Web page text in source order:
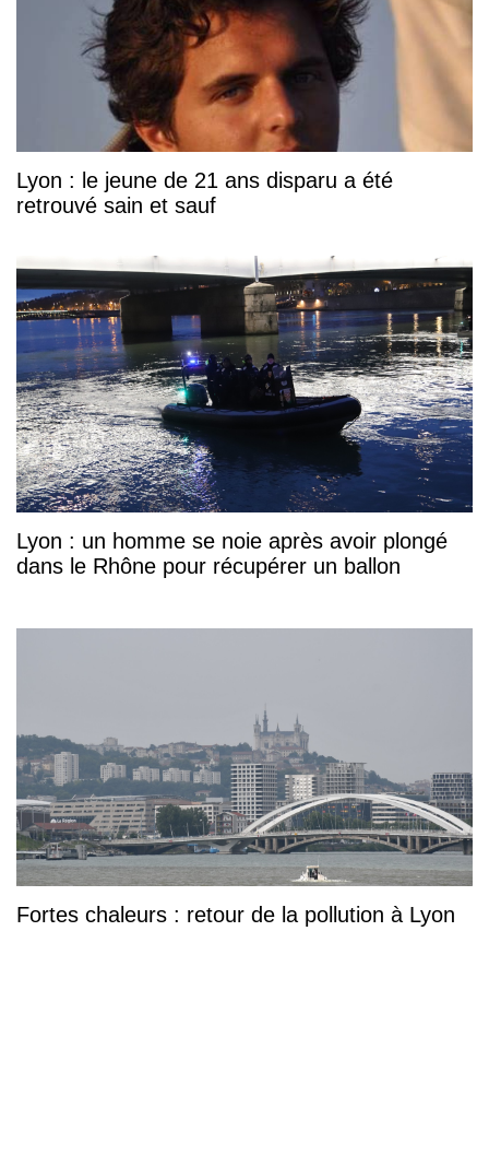
Lyon : le jeune de 21 ans disparu a été
retrouvé sain et sauf
Lyon : un homme se noie après avoir plongé
dans le Rhône pour récupérer un ballon
Fortes chaleurs : retour de la pollution à Lyon